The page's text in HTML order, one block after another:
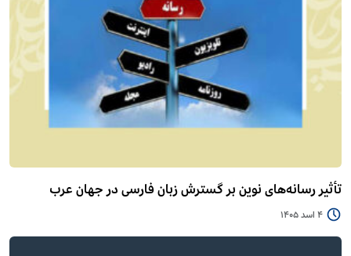
تأثیر رسانه‌های نوین بر گسترش زبان فارسی در جهان عرب
4 اسد 1405